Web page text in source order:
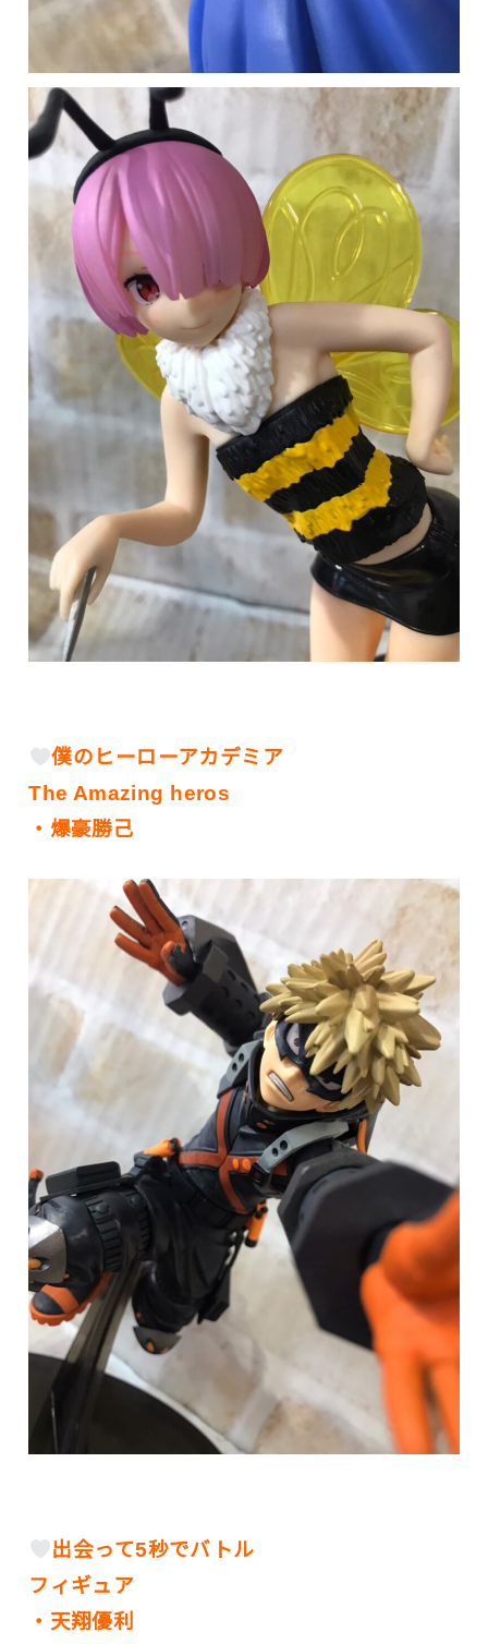
僕のヒーローアカデミア
The Amazing heros
・爆豪勝己
出会って5秒でバトル
フィギュア
・天翔優利